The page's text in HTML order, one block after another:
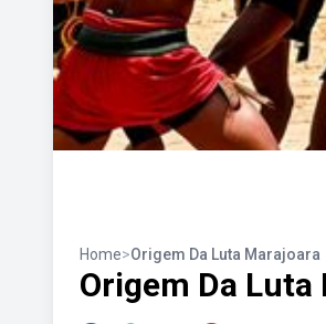
Home>Origem Da Luta Marajoara
Origem Da Luta